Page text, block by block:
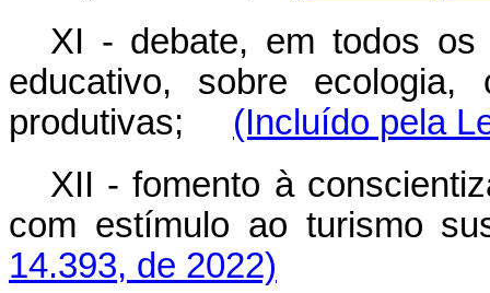
XI - debate, em todos os
educativo, sobre ecologia,
produtivas; (Incluído pela
XII - fomento à
com estímulo ao
14.393, de 2022)